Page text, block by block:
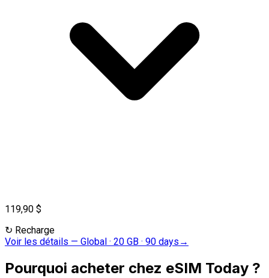
119,90 $
↻ Recharge
Voir les détails — Global · 20 GB · 90 days →
Pourquoi acheter chez eSIM Today ?